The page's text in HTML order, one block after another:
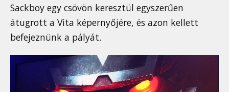
Sackboy egy csövön keresztül egyszerűen
átugrott a Vita képernyőjére, és azon kellett
befejeznünk a pályát.